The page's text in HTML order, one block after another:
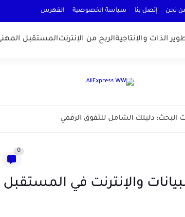
نحن إتصل بنا سياسة الخصوصية الفهرس
الذات والإنتاجيةالربح من الإنترنتالمستقبل
البحث: دليلك الشامل للتفوق الرقمي
0
والإنترنت في المستقبل